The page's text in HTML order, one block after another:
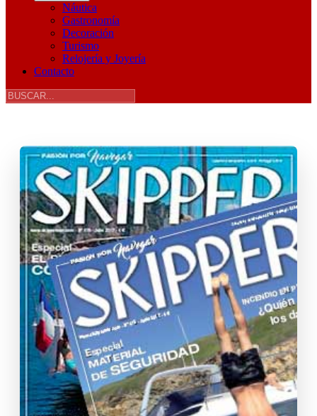
Náutica
Gastronomía
Decoración
Turismo
Relojería y Joyería
Contacto